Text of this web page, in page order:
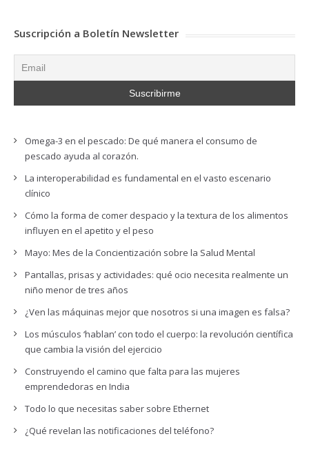
Suscripción a Boletín Newsletter
Omega-3 en el pescado: De qué manera el consumo de
pescado ayuda al corazón.
La interoperabilidad es fundamental en el vasto escenario
clínico
Cómo la forma de comer despacio y la textura de los alimentos
influyen en el apetito y el peso
Mayo: Mes de la Concientización sobre la Salud Mental
Pantallas, prisas y actividades: qué ocio necesita realmente un
niño menor de tres años
¿Ven las máquinas mejor que nosotros si una imagen es falsa?
Los músculos ‘hablan’ con todo el cuerpo: la revolución científica
que cambia la visión del ejercicio
Construyendo el camino que falta para las mujeres
emprendedoras en India
Todo lo que necesitas saber sobre Ethernet
¿Qué revelan las notificaciones del teléfono?